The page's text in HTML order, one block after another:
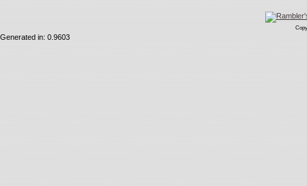
Generated in: 0.9603